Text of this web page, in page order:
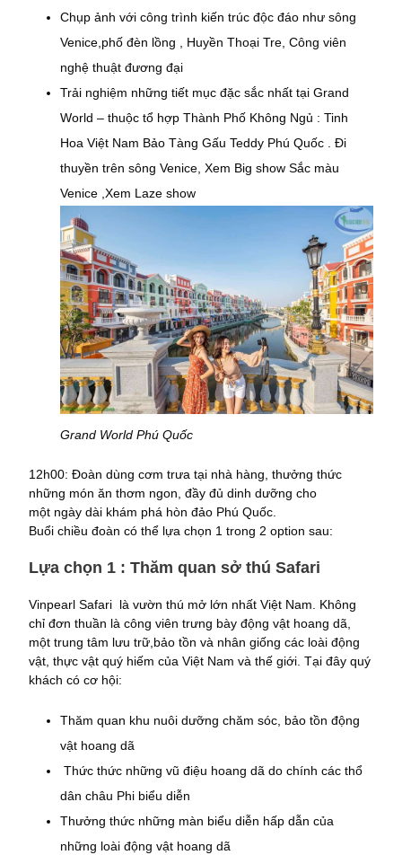
Chụp ảnh với công trình kiến trúc độc đáo như sông
Venice,phố đèn lồng , Huyền Thoại Tre, Công viên
nghệ thuật đương đại
Trải nghiệm những tiết mục đặc sắc nhất tại Grand
World – thuộc tổ hợp Thành Phố Không Ngủ : Tinh
Hoa Việt Nam Bảo Tàng Gấu Teddy Phú Quốc . Đi
thuyền trên sông Venice, Xem Big show Sắc màu
Venice ,Xem Laze show
Grand World Phú Quốc
12h00: Đoàn dùng cơm trưa tại nhà hàng, thưởng thức
những món ăn thơm ngon, đầy đủ dinh dưỡng cho
một ngày dài khám phá hòn đảo Phú Quốc.
Buổi chiều đoàn có thể lựa chọn 1 trong 2 option sau:
Lựa chọn 1 : Thăm quan sở thú Safari
Vinpearl Safari là vườn thú mở lớn nhất Việt Nam. Không
chỉ đơn thuần là công viên trưng bày động vật hoang dã,
một trung tâm lưu trữ,bảo tồn và nhân giống các loài động
vật, thực vật quý hiếm của Việt Nam và thế giới. Tại đây quý
khách có cơ hội:
Thăm quan khu nuôi dưỡng chăm sóc, bảo tồn động
vật hoang dã
Thức thức những vũ điệu hoang dã do chính các thổ
dân châu Phi biểu diễn
Thưởng thức những màn biểu diễn hấp dẫn của
những loài động vật hoang dã